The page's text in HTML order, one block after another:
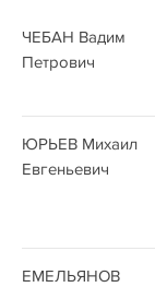
ЧЕБАН Вадим
Петрович
ЮРЬЕВ Михаил
Евгеньевич
ЕМЕЛЬЯНОВ